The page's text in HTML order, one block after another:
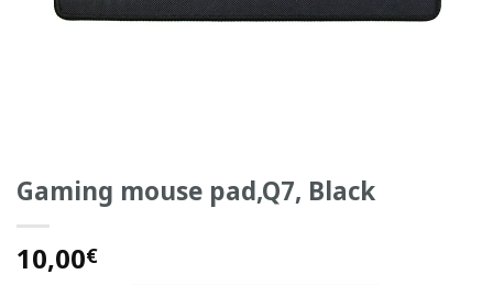
Gaming mouse pad,Q7, Black
10,00€